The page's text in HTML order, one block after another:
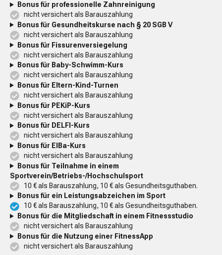
Bonus für professionelle Zahnreinigung
nicht versichert als Barauszahlung
Bonus für Gesundheitskurse nach § 20 SGB V
nicht versichert als Barauszahlung
Bonus für Fissurenversiegelung
nicht versichert als Barauszahlung
Bonus für Baby-Schwimm-Kurs
nicht versichert als Barauszahlung
Bonus für Eltern-Kind-Turnen
nicht versichert als Barauszahlung
Bonus für PEKiP-Kurs
nicht versichert als Barauszahlung
Bonus für DELFI-Kurs
nicht versichert als Barauszahlung
Bonus für EIBa-Kurs
nicht versichert als Barauszahlung
Bonus für Teilnahme in einem
Sportverein/Betriebs-/Hochschulsport
10 € als Barauszahlung, 10 € als Gesundheitsguthaben.
Bonus für ein Leistungsabzeichen im Sport
10 € als Barauszahlung, 10 € als Gesundheitsguthaben.
Bonus für die Mitgliedschaft in einem Fitnessstudio
nicht versichert als Barauszahlung
Bonus für die Nutzung einer FitnessApp
nicht versichert als Barauszahlung